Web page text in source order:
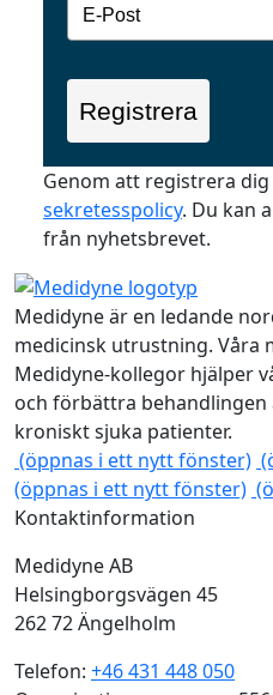
Registrera
Genom att registrera
sekretesspolicy. Du kan
från nyhetsbrevet.
Medidyne är en ledande
medicinsk utrustning. Våra
Medidyne-kollegor hjälper
och förbättra behandlingen
kroniskt sjuka patienter.
(öppnas i ett nytt fönster)
(öppnas i ett nytt fönster)
Kontaktinformation
Medidyne AB
Helsingborgsvägen 45
262 72 Ängelholm
Telefon: +46 431 448 050